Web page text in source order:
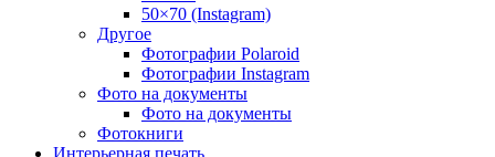
50×70 (Instagram)
Другое
Фотографии Polaroid
Фотографии Instagram
Фото на документы
Фото на документы
Фотокниги
Интерьерная печать